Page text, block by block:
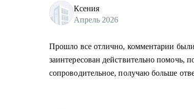
Ксения
Апрель 2026
Прошло все отлично, комментарии
заинтересован действительно помочь,
сопроводительное, получаю больше